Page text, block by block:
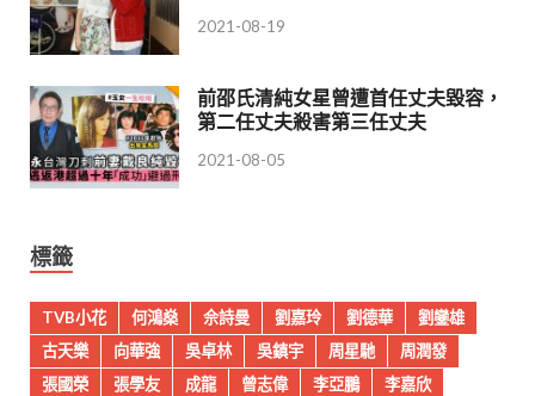
2021-08-19
前邵氏清純女星曾遭首任丈夫毀容，
第二任丈夫殺害第三任丈夫
2021-08-05
標籤
TVB小花 何鴻燊 佘詩曼 劉嘉玲 劉德華
劉鑾雄
古天樂
向華強 吳卓林 吳鎮宇 周星馳
周潤發
張國榮
張學友 成龍 曾志偉 李亞鵬
李嘉欣